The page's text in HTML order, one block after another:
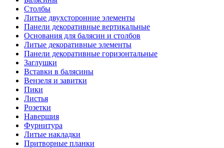
Столбы
Литые двухсторонние элементы
Панели декоративные вертикальные
Основания для балясин и столбов
Литые декоративные элементы
Панели декоративные горизонтальные
Заглушки
Вставки в балясины
Вензеля и завитки
Пики
Листья
Розетки
Навершия
Фурнитура
Литые накладки
Притворные планки